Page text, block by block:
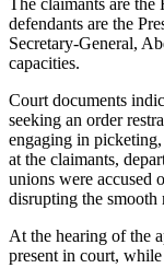
defendants are the
Secretary-General,
capacities.
Court documents
seeking an order
engaging in
at the claimants,
unions were accused
disrupting the
At the hearing of the
present in court,